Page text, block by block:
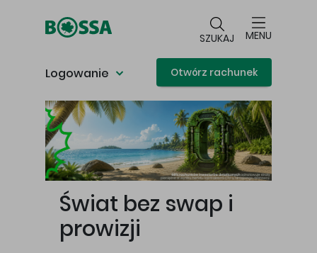
SZUKAJ MENU
Logowanie Otwórz rachunek
Główna treść
Świat bez swap i
prowizji